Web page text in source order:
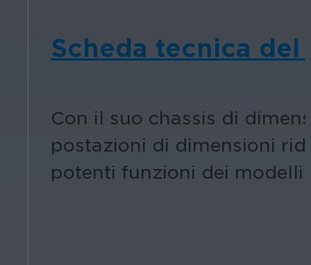
Scheda tecnica
Con il suo chassis di
postazioni di dimensioni
potenti funzioni dei modelli